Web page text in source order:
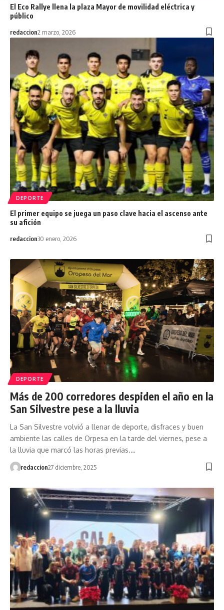
El Eco Rallye llena la plaza Mayor de movilidad eléctrica y
público
redaccion2 marzo, 2026
DEPORTE
El primer equipo se juega un paso clave hacia el ascenso ante
su afición
redaccion30 enero, 2026
DEPORTE
Más de 200 corredores despiden el año en la
San Silvestre pese a la lluvia
La San Silvestre volvió a llenar de deporte, disfraces y buen
ambiente las calles de Orpesa en la tarde del viernes, pese a
la lluvia que marcó las horas previas.…
redaccion27 diciembre, 2025